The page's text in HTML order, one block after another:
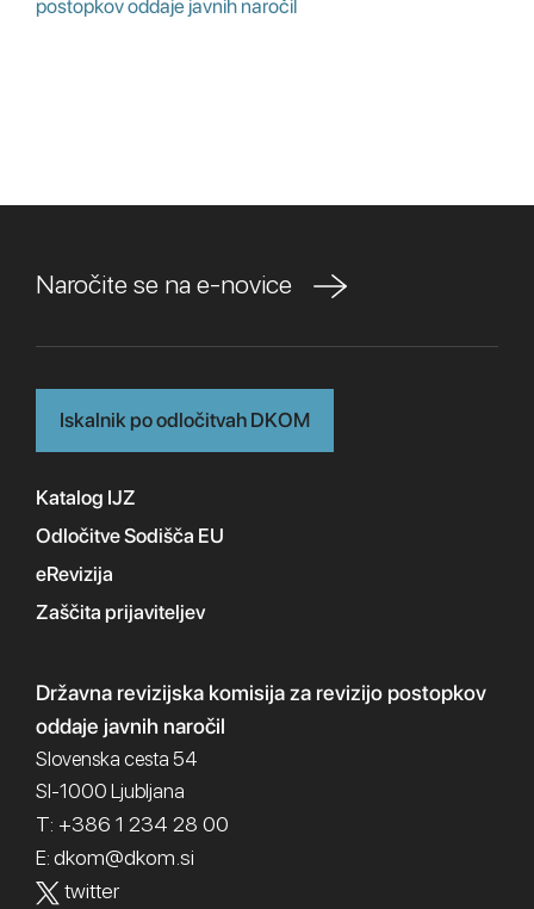
postopkov oddaje javnih naročil
Naročite se na e-novice
Iskalnik po odločitvah DKOM
Katalog IJZ
Odločitve Sodišča EU
eRevizija
Zaščita prijaviteljev
Državna revizijska komisijaza revizijo postopkov
oddaje javnih naročil
Slovenska cesta 54
SI-1000 Ljubljana
T: +386 1 234 28 00
E: dkom@dkom.si
twitter